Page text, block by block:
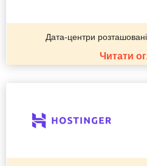
Дата-центри розташовані
Читати